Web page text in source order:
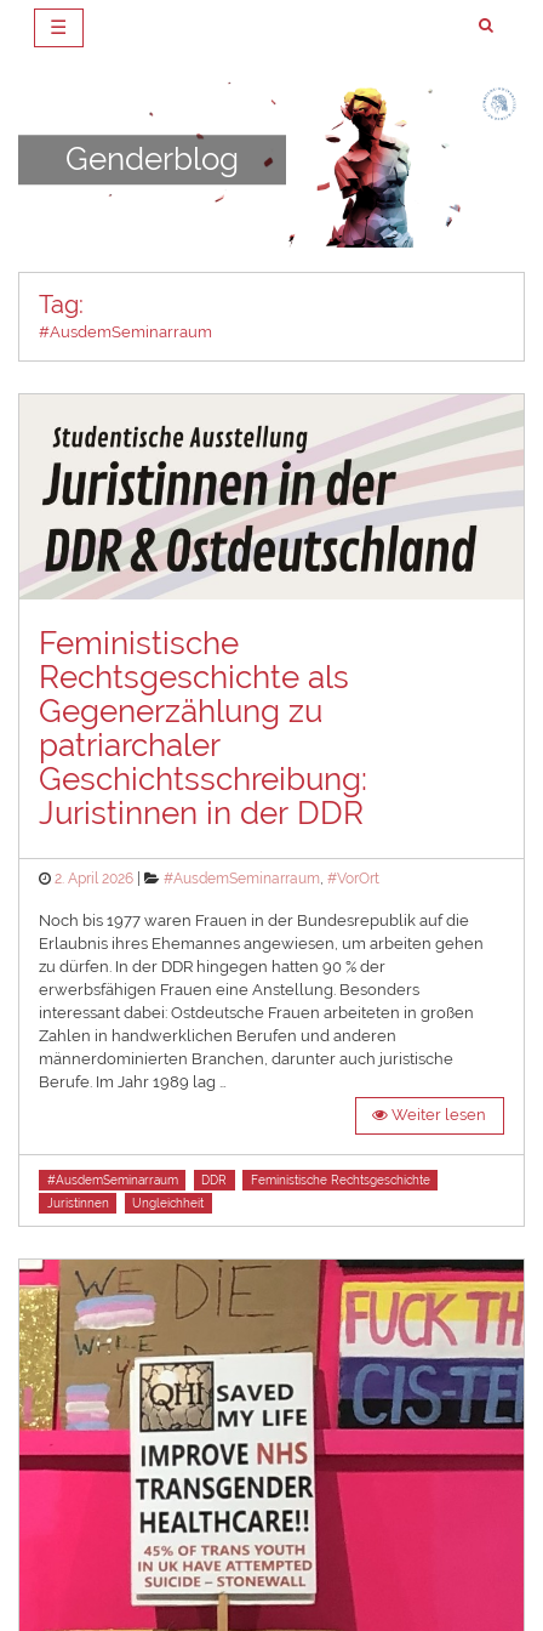
☰
Genderblog
Tag:
#AusdemSeminarraum
Feministische
Rechtsgeschichte als
Gegenerzählung zu
patriarchaler
Geschichtsschreibung:
Juristinnen in der DDR
Posted
2. April 2026 Categories
#AusdemSeminarraum,#VorOrt
Noch bis 1977 waren Frauen in der Bundesrepublik auf die
Erlaubnis ihres Ehemannes angewiesen, um arbeiten gehen
zu dürfen. In der DDR hingegen hatten 90 % der
erwerbsfähigen Frauen eine Anstellung. Besonders
interessant dabei: Ostdeutsche Frauen arbeiteten in großen
Zahlen in handwerklichen Berufen und anderen
männerdominierten Branchen, darunter auch juristische
Berufe. Im Jahr 1989 lag …
Weiter lesen
Tags
#AusdemSeminarraum DDR
Feministische Rechtsgeschichte
Juristinnen
Ungleichheit